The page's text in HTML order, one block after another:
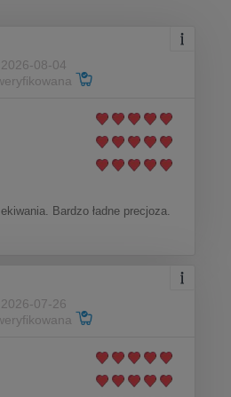
z kolekcji Wedding Dream
Do koszyka
08-04
Bardzo ładne precjoza.
07-26